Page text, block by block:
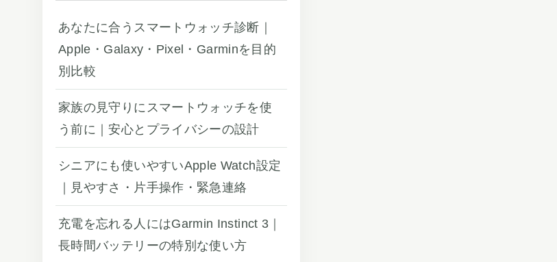
あなたに合うスマートウォッチ診断｜
Apple・Galaxy・Pixel・Garminを目的
別比較
家族の見守りにスマートウォッチを使
う前に｜安心とプライバシーの設計
シニアにも使いやすいApple Watch設定
｜見やすさ・片手操作・緊急連絡
充電を忘れる人にはGarmin Instinct 3｜
長時間バッテリーの特別な使い方